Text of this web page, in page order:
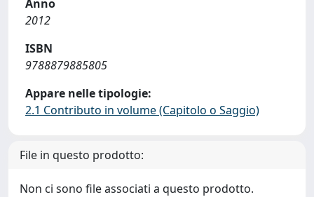
Anno
2012
ISBN
9788879885805
Appare nelle tipologie:
2.1 Contributo in volume (Capitolo o Saggio)
File in questo prodotto:
Non ci sono file associati a questo prodotto.